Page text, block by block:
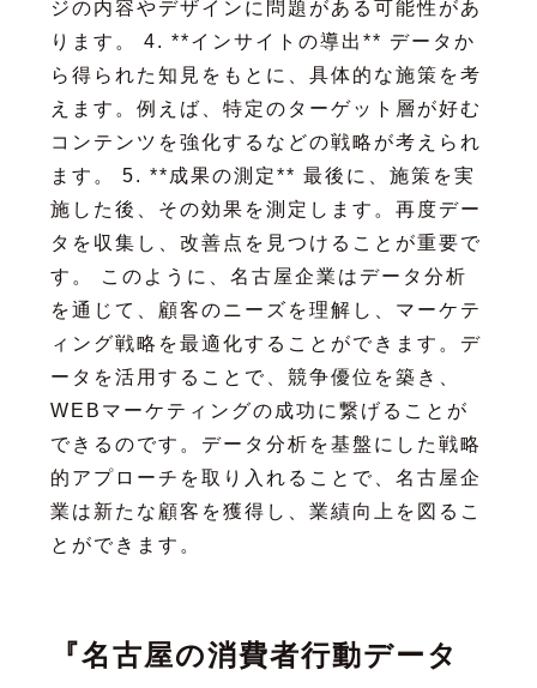
ジの内容やデザインに問題がある可能性があ
ります。 4. **インサイトの導出** データか
ら得られた知見をもとに、具体的な施策を考
えます。例えば、特定のターゲット層が好む
コンテンツを強化するなどの戦略が考えられ
ます。 5. **成果の測定** 最後に、施策を実
施した後、その効果を測定します。再度デー
タを収集し、改善点を見つけることが重要で
す。 このように、名古屋企業はデータ分析
を通じて、顧客のニーズを理解し、マーケテ
ィング戦略を最適化することができます。デ
ータを活用することで、競争優位を築き、
WEBマーケティングの成功に繋げることが
できるのです。データ分析を基盤にした戦略
的アプローチを取り入れることで、名古屋企
業は新たな顧客を獲得し、業績向上を図るこ
とができます。
『名古屋の消費者行動データ